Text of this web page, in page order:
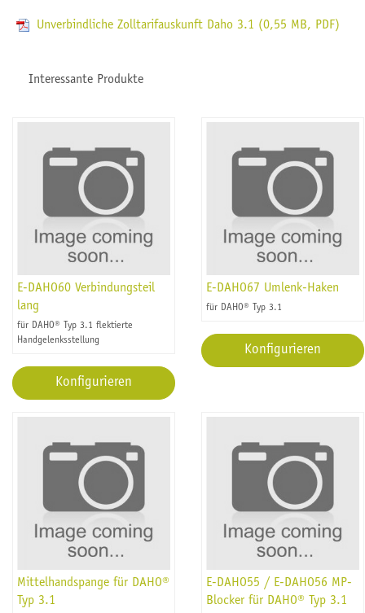
Unverbindliche Zolltarifauskunft Daho 3.1 (0,55 MB, PDF)
Interessante Produkte
E-DAHO60 Verbindungsteil
lang
für DAHO® Typ 3.1 flektierte
Handgelenksstellung
Konfigurieren
E-DAHO67 Umlenk-Haken
für DAHO® Typ 3.1
Konfigurieren
Mittelhandspange für DAHO®
Typ 3.1
E-DAHO55 / E-DAHO56 MP-
Blocker für DAHO® Typ 3.1